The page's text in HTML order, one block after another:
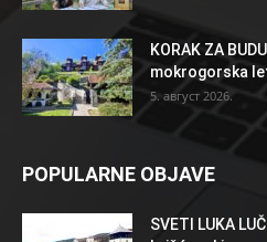
KORAK ZA
mokrogorska
5. август 2026.
POPULARNE OBJAVE
SVETI LUKA